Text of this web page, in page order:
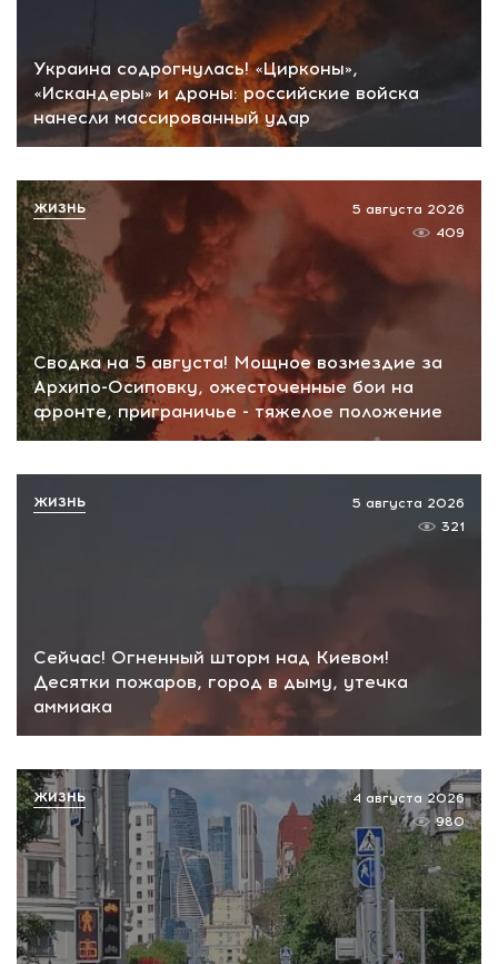
Украина содрогнулась! «Цирконы»,
«Искандеры» и дроны: российские войска
нанесли массированный удар
Сводка на 5 августа! Мощное возмездие за
Архипо-Осиповку, ожесточенные бои на
фронте, приграничье - тяжелое положение
5 августа 2026
409
ЖИЗНЬ
Сейчас! Огненный шторм над Киевом!
Десятки пожаров, город в дыму, утечка
аммиака
5 августа 2026
321
ЖИЗНЬ
4 августа 2026
980
ЖИЗНЬ